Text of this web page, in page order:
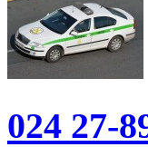
024 27-